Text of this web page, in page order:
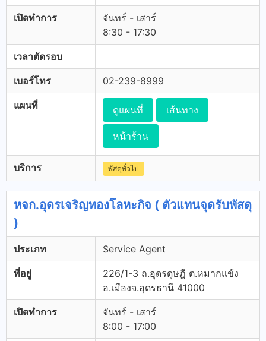
เปิดทำการ
จันทร์ - เสาร์
8:30 - 17:30
เวลาตัดรอบ
เบอร์โทร 02-239-8999
แผนที่ ดูแผนที่ เส้นทาง
หน้าร้าน
บริการ พัสดุทั่วไป
หจก.อุดรเจริญทองโลหะกิจ ( ตัวแทนจุดรับพัสดุ
)
ประเภท Service Agent
ที่อยู่
226/1-3 ถ.อุดรดุษฎี ต.หมากแข้ง
อ.เมืองจ.อุดรธานี 41000
เปิดทำการ
จันทร์ - เสาร์
8:00 - 17:00